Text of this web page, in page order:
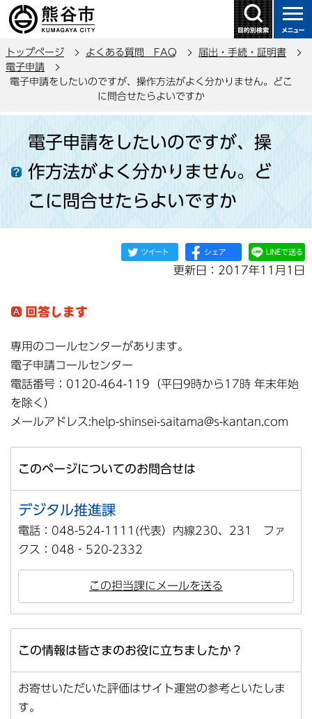
の
ー
ジ
先
トップページ よくある質問 FAQ
届出・手続・証明書
電子申請
電子申請をしたいのですが、操作方法がよく分かりません。どこ
に問合せたらよいですか
電子申請をしたいのですが、操
作方法がよく分かりません。ど
こに問合せたらよいですか
更新日：2017年11月1日
専用のコールセンターがあります。
電子申請コールセンター
電話番号：0120-464-119（平日9時から17時 年末年始
を除く）
メールアドレス:help-shinsei-saitama@s-kantan.com
このページについてのお問合せは
デジタル推進課
電話：048-524-1111(代表）内線230、231 ファ
クス：048‐520-2332
この担当課にメールを送る
この情報は皆さまのお役に立ちましたか？
お寄せいただいた評価はサイト運営の参考といたしま
す。